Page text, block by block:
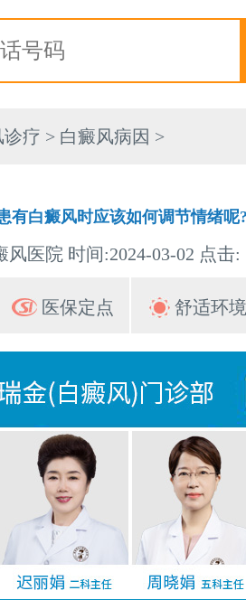
诊疗 > 白癜风病因 >
有白癜风时应该如何调节情绪呢
医院 时间:2024-03-02 点击:
医保定点 舒适环境